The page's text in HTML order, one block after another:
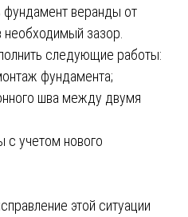
фундамент веранды от
зазор.
следующие работы:
фундамента;
шва между двумя
с учетом нового
этой ситуации